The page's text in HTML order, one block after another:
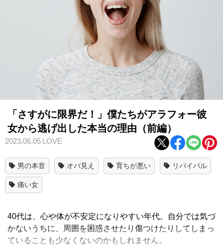
「さすがに限界だ！」僕たちがアラフォー彼
女から逃げ出した本当の理由（前編）
2023.06.05 LOVE
男の本音 オバ見え 育ちが悪い リバイバル
痛い女
40代は、心や体が不安定になりやすい年代。自分では気づ
かないうちに、周囲を困惑させたり傷つけたりしてしまっ
ていることも少なくないのかもしれません。